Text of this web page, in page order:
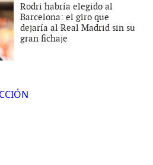
Rodri habría elegido al
Barcelona: el giro que
dejaría al Real Madrid sin su
gran fichaje